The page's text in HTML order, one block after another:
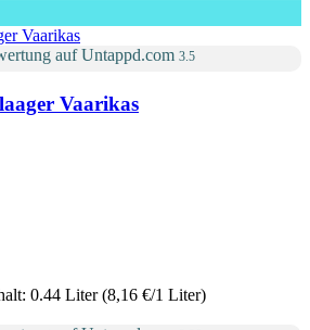
3.5
Vaarikas
0.44 Liter (8,16 €/1 Liter)